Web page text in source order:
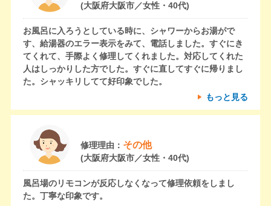
(大阪府大阪市／女性・40代)
お風呂に入ろうとしている時に、シャワーからお湯がで
す、給湯器のエラー表示をみて、電話しました。すぐにき
てくれて、手際よく修理してくれました。対応してくれた
人はしっかりした方でした。すぐに直してすぐに帰りまし
た。シャッキリしてて好印象でした。
もっと見る
修理理由： その他
(大阪府大阪市／女性・40代)
風呂場のリモコンが反応しなくなって修理依頼をしまし
た。丁寧な印象です。